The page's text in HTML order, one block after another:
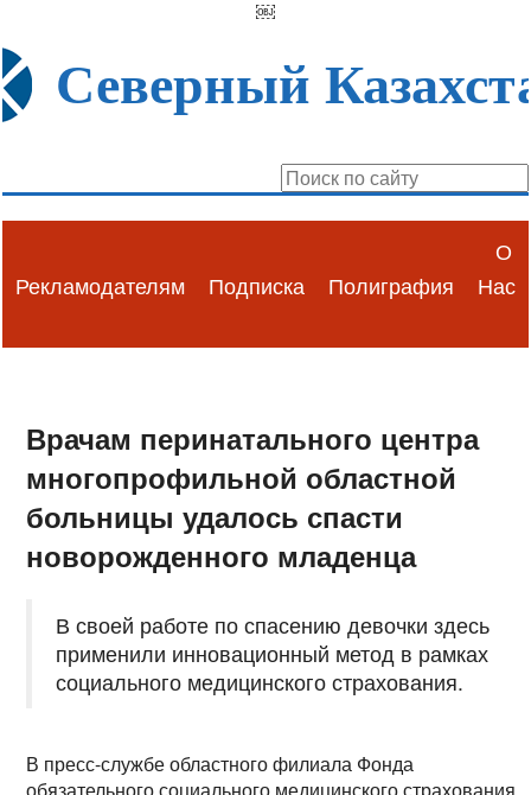
￼
Северный
Рекламодателям Подписка Полиграфия
О
Нас
Врачам перинатального центра
многопрофильной областной
больницы удалось спасти
новорожденного младенца
В своей работе по спасению девочки здесь
применили инновационный метод в рамках
социального медицинского страхования.
В пресс-службе областного филиала Фонда